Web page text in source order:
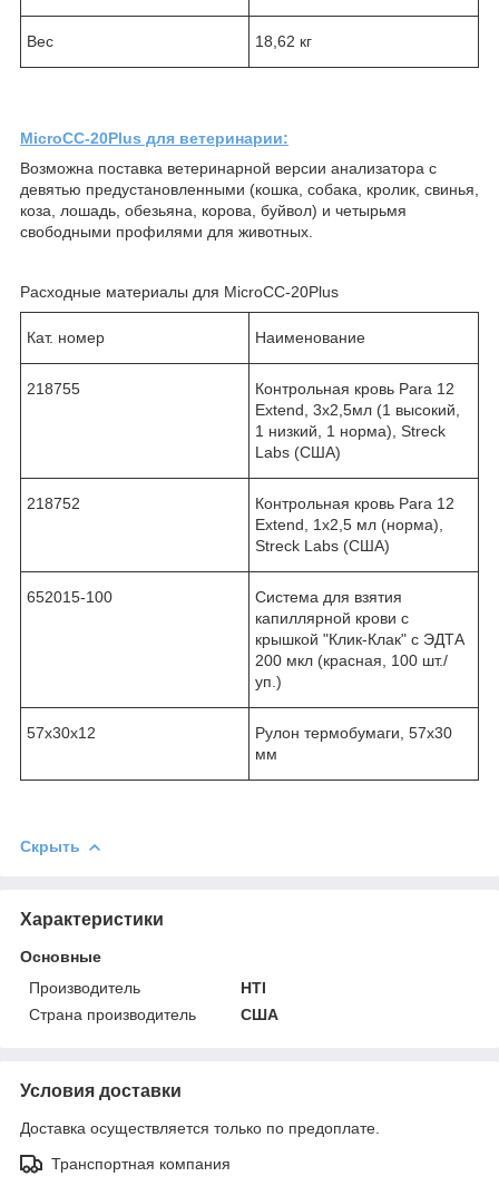
Вес 18,62 кг
MicroCC-20Plus для ветеринарии:
Возможна поставка ветеринарной версии анализатора с
девятью предустановленными (кошка, собака, кролик, свинья,
коза, лошадь, обезьяна, корова, буйвол) и четырьмя
свободными профилями для животных.
Расходные материалы для MicroCC-20Plus
Кат. номер Наименование
218755
Контрольная кровь Para 12
Extend, 3х2,5мл (1 высокий,
1 низкий, 1 норма), Streck
Labs (США)
218752
Контрольная кровь Para 12
Extend, 1х2,5 мл (норма),
Streck Labs (США)
652015-100
Система для взятия
капиллярной крови с
крышкой "Клик-Клак" с ЭДТА
200 мкл (красная, 100 шт./
уп.)
57х30x12
Рулон термобумаги, 57х30
мм
Скрыть
Характеристики
Основные
Производитель
HTI
Страна производитель
США
Условия доставки
Доставка осуществляется только по предоплате.
Транспортная компания